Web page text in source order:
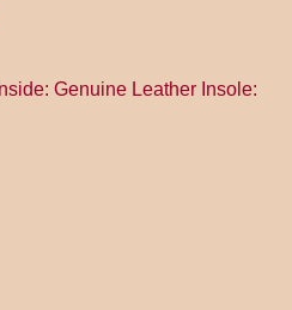
Genuine Leather Insole: